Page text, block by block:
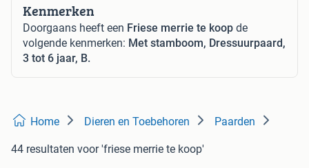
Kenmerken
Doorgaans heeft een Friese merrie te koop de
volgende kenmerken: Met stamboom, Dressuurpaard,
3 tot 6 jaar, B.
Home Dieren en Toebehoren Paarden
44 resultaten voor 'friese merrie te koop'